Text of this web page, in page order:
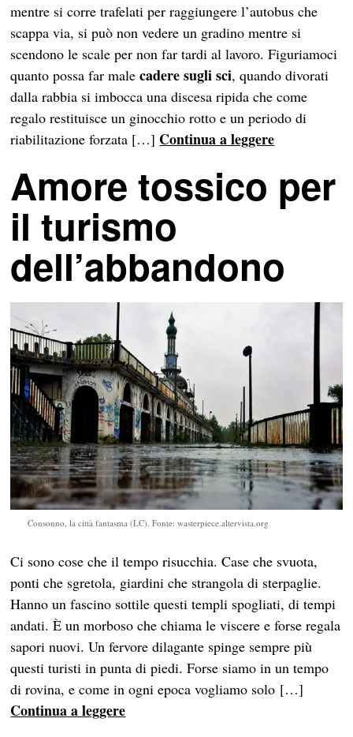
mentre si corre trafelati per raggiungere l’autobus che
scappa via, si può non vedere un gradino mentre si
scendono le scale per non far tardi al lavoro. Figuriamoci
quanto possa far malecadere sugli sci, quando divorati
dalla rabbia si imbocca una discesa ripida che come
regalo restituisce un ginocchio rotto e un periodo di
riabilitazione forzata […] Continua a leggere
Amore tossico per
il turismo
dell’abbandono
Consonno, la città fantasma (LC). Fonte: wasterpiece.altervista.org
Ci sono cose che il tempo risucchia. Case che svuota,
ponti che sgretola, giardini che strangola di sterpaglie.
Hanno un fascino sottile questi templi spogliati, di tempi
andati. È un morboso che chiama le viscere e forse regala
sapori nuovi. Un fervore dilagante spinge sempre più
questi turisti in punta di piedi. Forse siamo in un tempo
di rovina, e come in ogni epoca vogliamo solo […]
Continua a leggere